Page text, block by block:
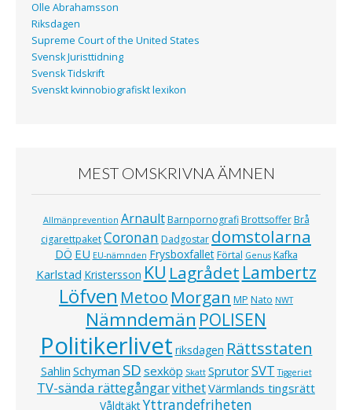
Olle Abrahamsson
Riksdagen
Supreme Court of the United States
Svensk Juristtidning
Svensk Tidskrift
Svenskt kvinnobiografiskt lexikon
MEST OMSKRIVNA ÄMNEN
Allmänprevention Arnault Barnpornografi Brottsoffer Brå
cigarettpaketCoronan Dadgostar domstolarna
DÖ EU EU-nämnden Frysboxfallet Förtal Genus Kafka
Karlstad Kristersson KU Lagrådet Lambertz
Löfven Metoo Morgan MP Nato NWT
Nämndemän POLISEN
Politikerlivet riksdagen Rättsstaten
Sahlin Schyman SD sexköp Skatt SprutorSVT Tiggeriet
TV-sända rättegångarvithetVärmlands tingsrätt
VåldtäktYttrandefriheten